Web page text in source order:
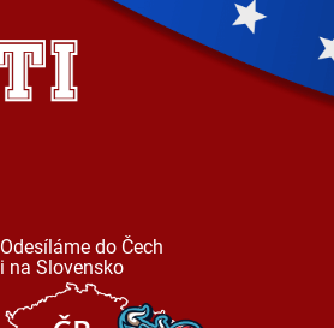
Odesíláme do Čech
i na Slovensko